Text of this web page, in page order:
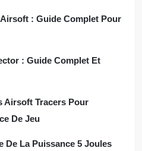
: Guide Complet Pour
: Guide Complet Et
Airsoft Tracers Pour
De Jeu
De La Puissance 5 Joules